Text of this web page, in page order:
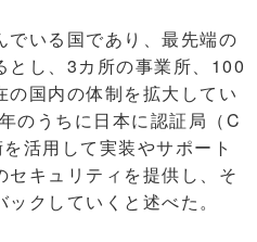
でいる国であり、最先端の
とし、3カ所の事業所、100
国内の体制を拡大してい
のうちに日本に認証局（C
活用して実装やサポート
セキュリティを提供し、そ
クしていくと述べた。